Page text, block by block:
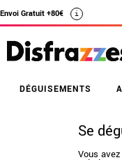
Envoi Gratuit +80€ i
DÉGUISEMENTS
Se
Vous